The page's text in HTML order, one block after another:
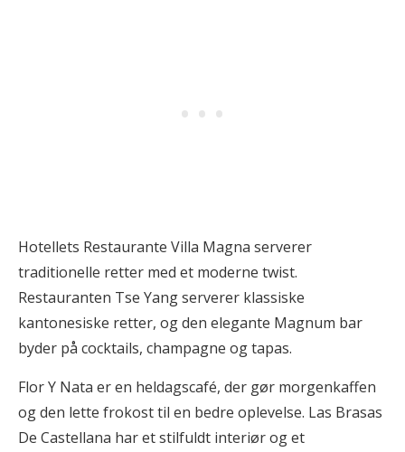
Hotellets Restaurante Villa Magna serverer
traditionelle retter med et moderne twist.
Restauranten Tse Yang serverer klassiske
kantonesiske retter, og den elegante Magnum bar
byder på cocktails, champagne og tapas.
Flor Y Nata er en heldagscafé, der gør morgenkaffen
og den lette frokost til en bedre oplevelse. Las Brasas
De Castellana har et stilfuldt interiør og et